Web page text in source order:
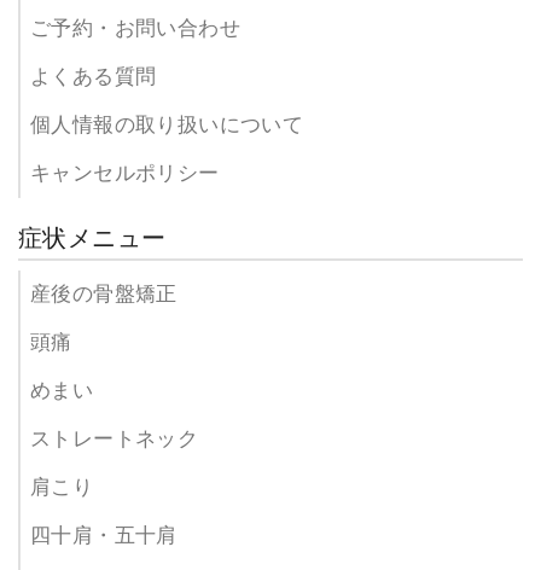
わかりやすく、丁寧にご説明いたします。
8
お会計・お見送り
必要な方は次回のご予約を取る事も可能です。
ご予約・お問い合わせ
よくある質問
個人情報の取り扱いについて
キャンセルポリシー
症状メニュー
産後の骨盤矯正
頭痛
めまい
ストレートネック
肩こり
四十肩・五十肩